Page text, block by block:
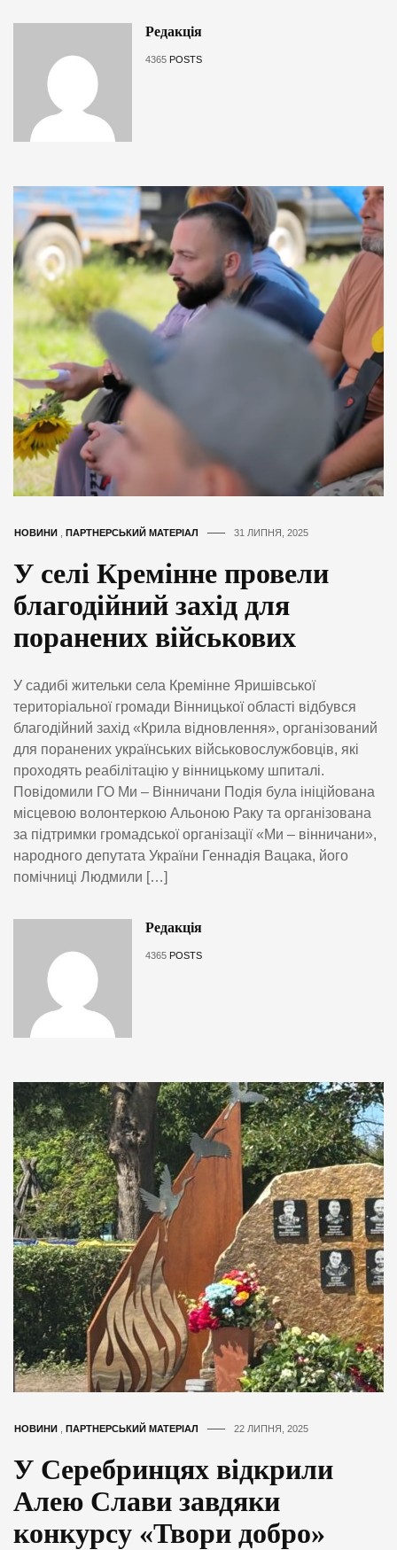
Редакція
4365 POSTS
НОВИНИ ПАРТНЕРСЬКИЙ МАТЕРІАЛ 31 ЛИПНЯ, 2025
У селі Кремінне провели
благодійний захід для
поранених військових
У садибі жительки села Кремінне Яришівської
територіальної громади Вінницької області відбувся
благодійний захід «Крила відновлення», організований
для поранених українських військовослужбовців, які
проходять реабілітацію у вінницькому шпиталі.
Повідомили ГО Ми – Вінничани Подія була ініційована
місцевою волонтеркою Альоною Раку та організована
за підтримки громадської організації «Ми – вінничани»,
народного депутата України Геннадія Вацака, його
помічниці Людмили […]
Редакція
4365 POSTS
НОВИНИ ПАРТНЕРСЬКИЙ МАТЕРІАЛ 22 ЛИПНЯ, 2025
У Серебринцях відкрили
Алею Слави завдяки
конкурсу «Твори добро»